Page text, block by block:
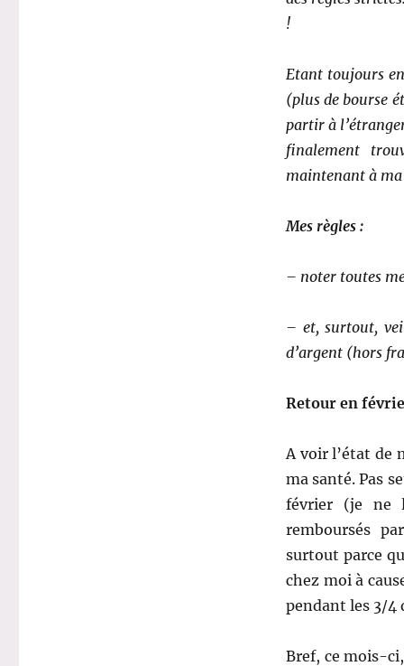
!
Etant toujours
(plus de bourse
partir à
finalement
maintenant à
Mes règles :
– noter toutes
– et, surtout,
d’argent (hors
Retour en
A voir l’état de
ma santé. Pas
février (je ne
remboursés
surtout parce
chez moi à
pendant les 3/4
Bref, ce mois-